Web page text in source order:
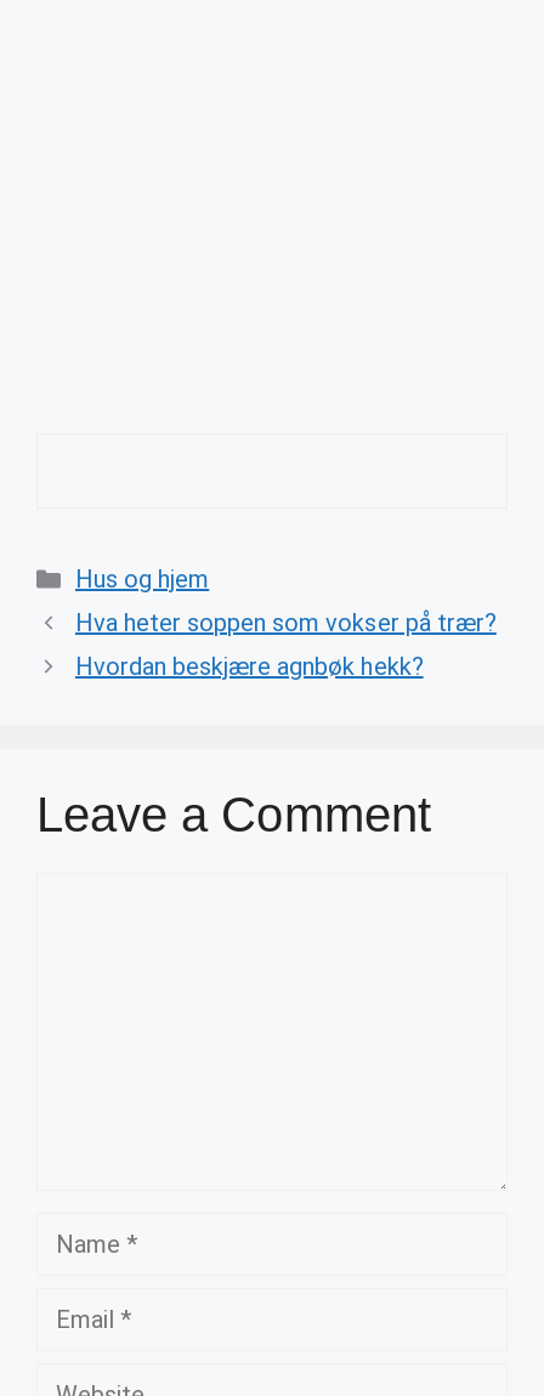
Categories
Hus og hjem
Hva heter soppen som vokser på trær?
Hvordan beskjære agnbøk hekk?
Leave a Comment
Name
Email
Website